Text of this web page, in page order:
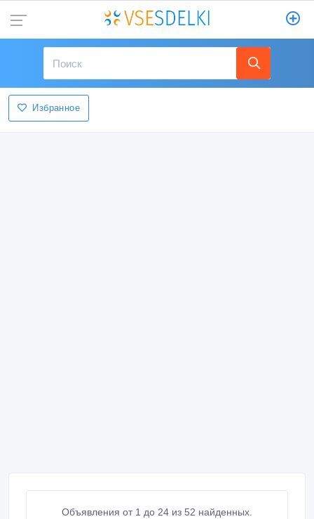
Избранное
Объявления от 1 до 24 из 52 найденных.